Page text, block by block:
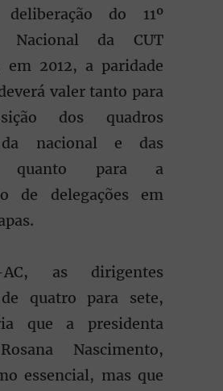
deliberação do 11º
Nacional da CUT
em 2012, a paridade
valer tanto para
dos quadros
nacional e das
quanto para a
de delegações em
as dirigentes
quatro para sete,
que a presidenta
Nascimento,
essencial, mas que